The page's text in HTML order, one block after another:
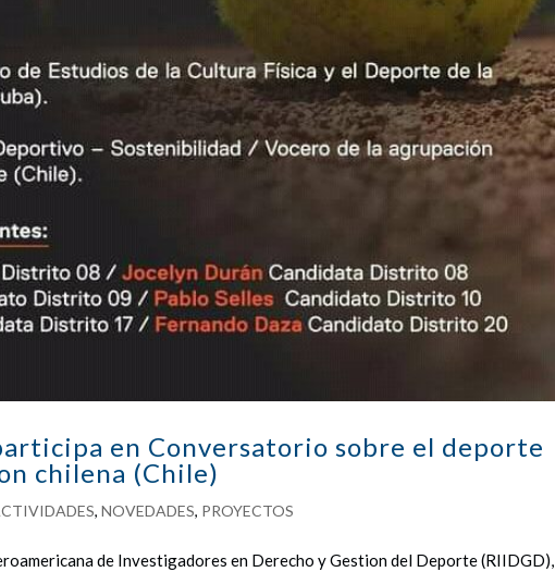
en Conversatorio sobre el deporte
chilena (Chile)
,NOVEDADES, PROYECTOS
de Investigadores en Derecho y Gestion del Deporte (RIIDGD),